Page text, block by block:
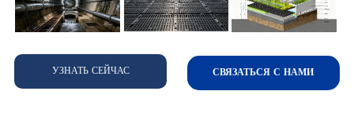
УЗНАТЬ СЕЙЧАС СВЯЗАТЬСЯ С НАМИ